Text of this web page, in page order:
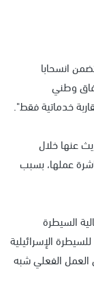
انسحابا
وطني
خدماتية فقط".
عنها خلال
عملها، بسبب
السيطرة
الإسرائيلية
الفعلي شبه